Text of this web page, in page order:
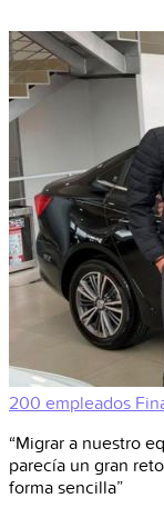
200 empleados
“Migrar a nuestro
parecía un gran
forma sencilla”